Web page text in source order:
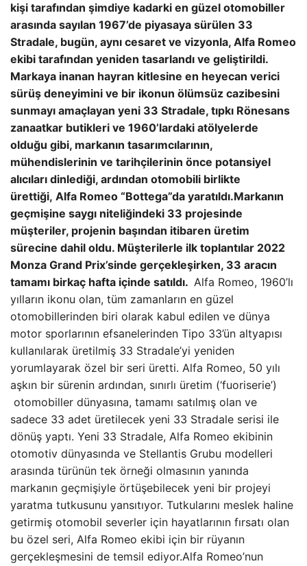
kişi tarafından şimdiye kadarki en güzel otomobiller
arasında sayılan 1967’de piyasaya sürülen 33
Stradale, bugün, aynı cesaret ve vizyonla, Alfa Romeo
ekibi tarafından yeniden tasarlandı ve geliştirildi.
Markaya inanan hayran kitlesine en heyecan verici
sürüş deneyimini ve bir ikonun ölümsüz cazibesini
sunmayı amaçlayan yeni 33 Stradale, tıpkı Rönesans
zanaatkar butikleri ve 1960’lardaki atölyelerde
olduğu gibi, markanın tasarımcılarının,
mühendislerinin ve tarihçilerinin önce potansiyel
alıcıları dinlediği, ardından otomobili birlikte
ürettiği, Alfa Romeo “Bottega”da yaratıldı.Markanın
geçmişine saygı niteliğindeki 33 projesinde
müşteriler, projenin başından itibaren üretim
sürecine dahil oldu. Müşterilerle ilk toplantılar 2022
Monza Grand Prix’sinde gerçekleşirken, 33 aracın
tamamı birkaç hafta içinde satıldı. Alfa Romeo, 1960’lı
yılların ikonu olan, tüm zamanların en güzel
otomobillerinden biri olarak kabul edilen ve dünya
motor sporlarının efsanelerinden Tipo 33’ün altyapısı
kullanılarak üretilmiş 33 Stradale’yi yeniden
yorumlayarak özel bir seri üretti. Alfa Romeo, 50 yılı
aşkın bir sürenin ardından, sınırlı üretim (‘fuoriserie’)
otomobiller dünyasına, tamamı satılmış olan ve
sadece 33 adet üretilecek yeni 33 Stradale serisi ile
dönüş yaptı. Yeni 33 Stradale, Alfa Romeo ekibinin
otomotiv dünyasında ve Stellantis Grubu modelleri
arasında türünün tek örneği olmasının yanında
markanın geçmişiyle örtüşebilecek yeni bir projeyi
yaratma tutkusunu yansıtıyor. Tutkularını meslek haline
getirmiş otomobil severler için hayatlarının fırsatı olan
bu özel seri, Alfa Romeo ekibi için bir rüyanın
gerçekleşmesini de temsil ediyor.Alfa Romeo’nun